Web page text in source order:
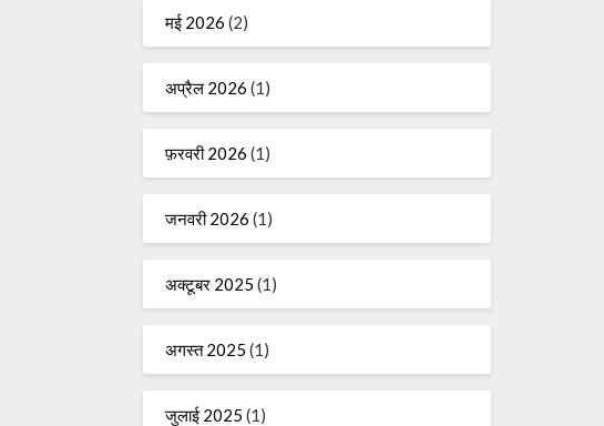
मई 2026 (2)
अप्रैल 2026 (1)
फ़रवरी 2026 (1)
जनवरी 2026 (1)
अक्टूबर 2025 (1)
अगस्त 2025 (1)
जुलाई 2025 (1)